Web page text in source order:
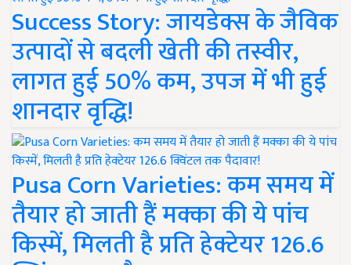
Success Story: जायडेक्स के जैविक
उत्पादों से बदली खेती की तस्वीर,
लागत हुई 50% कम, उपज में भी हुई
शानदार वृद्धि!
Pusa Corn Varieties: कम समय में
तैयार हो जाती हैं मक्का की ये पांच
किस्में, मिलती है प्रति हेक्टेयर 126.6